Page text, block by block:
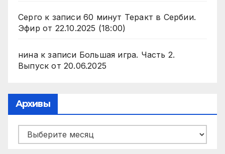
Серго к записи 60 минут Теракт в Сербии.
Эфир от 22.10.2025 (18:00)
нинак записи Большая игра. Часть 2.
Выпуск от 20.06.2025
Архивы
Архивы